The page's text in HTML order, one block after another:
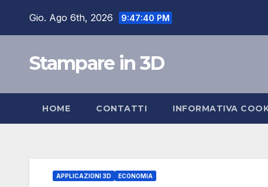
Gio. Ago 6th, 2026 9:47:40 PM
Stampare in 3D
HOME CONTATTI INFORMATIVA
APPLICAZIONI 3D ECONOMIA